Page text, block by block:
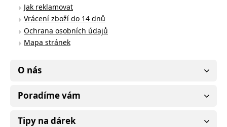
Jak reklamovat
Vrácení zboží do 14 dnů
Ochrana osobních údajů
Mapa stránek
O nás
Poradíme vám
Tipy na dárek